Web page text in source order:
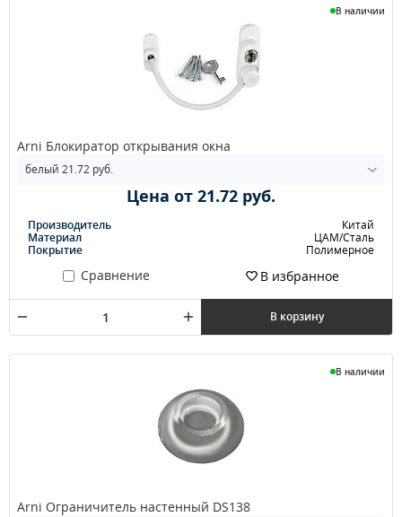
В наличии
Arni Блокиратор открывания окна
Цена от 21.72 руб.
Производитель
Китай
Материал
ЦАМ/Сталь
Покрытие
Полимерное
Сравнение В избранное
В корзину
В наличии
Arni Ограничитель настенный DS138